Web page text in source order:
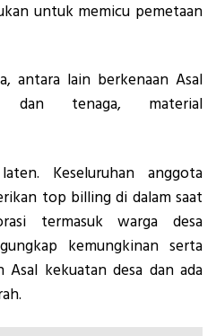
untuk memicu pemetaan
antara lain berkenaan Asal
dan tenaga, material
Keseluruhan anggota
top billing di dalam saat
termasuk warga desa
kemungkinan serta
Asal kekuatan desa dan ada